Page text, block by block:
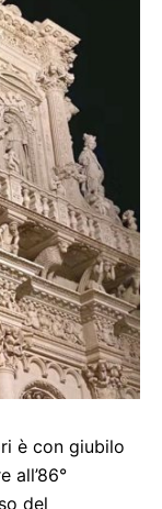
è con giubilo
all’86°
del